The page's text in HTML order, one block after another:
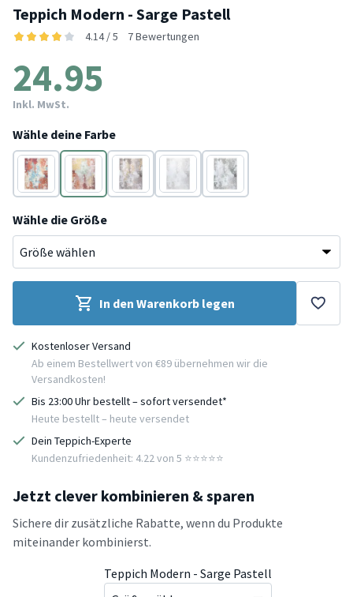
Teppich Modern - Sarge Pastell
4.14 / 5 7 Bewertungen
24.95
Inkl. MwSt.
Wähle deine Farbe
Bunt Taupe
Taupe
Wähle die Größe
In den Warenkorb legen
Kostenloser Versand
Ab einem Bestellwert von €89 übernehmen wir die
Versandkosten!
Bis 23:00 Uhr bestellt – sofort versendet*
Heute bestellt – heute versendet
Dein Teppich-Experte
Kundenzufriedenheit: 4.22 von 5 ⭐️⭐️⭐️⭐️⭐️
Jetzt clever kombinieren & sparen
Sichere dir zusätzliche Rabatte, wenn du Produkte
miteinander kombinierst.
Teppich Modern - Sarge Pastell